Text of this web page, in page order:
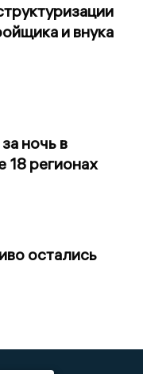
и внука
ночь в
18 регионах
остались